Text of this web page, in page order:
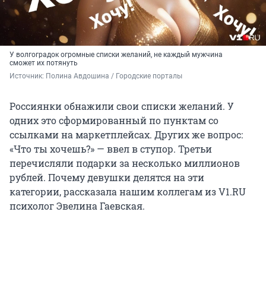
У волгоградок огромные списки желаний, не каждый мужчина
сможет их потянуть
Источник: Полина Авдошина / Городские порталы
Россиянки обнажили свои списки желаний. У
одних это сформированный по пунктам со
ссылками на маркетплейсах. Других же вопрос:
«Что ты хочешь?» — ввел в ступор. Третьи
перечисляли подарки за несколько миллионов
рублей. Почему девушки делятся на эти
категории, рассказала нашим коллегам из V1.RU
психолог Эвелина Гаевская.